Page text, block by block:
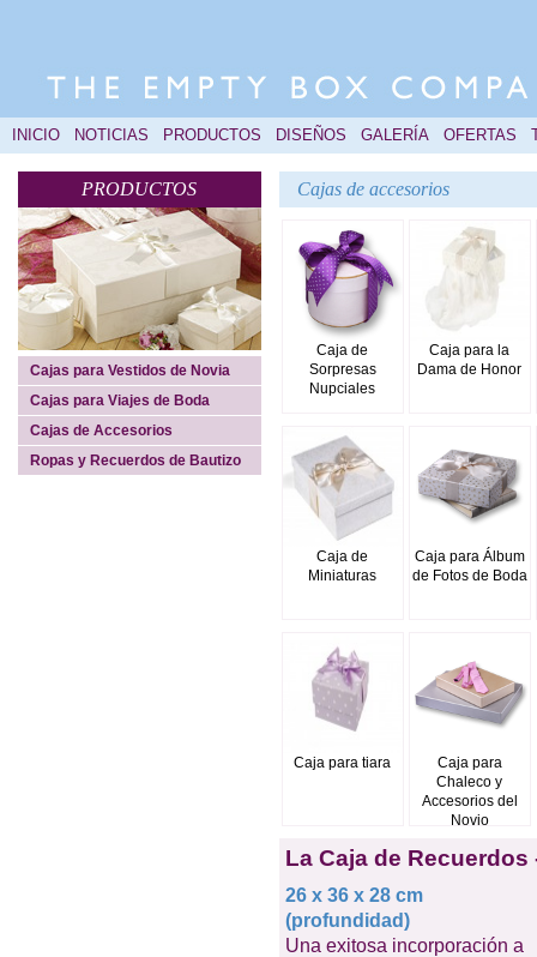
INICIO NOTICIAS PRODUCTOS DISEÑOS GALERÍA OFERTAS
PRODUCTOS
Cajas para Vestidos de Novia
Cajas para Viajes de Boda
Cajas de Accesorios
Ropas y Recuerdos de Bautizo
Cajas de accesorios
Caja de
Sorpresas
Nupciales
Caja para la
Dama de Honor
Caja de
Miniaturas
Caja para Álbum
de Fotos de Boda
Caja para tiara
Caja para
Chaleco y
Accesorios del
Novio
La Caja de Recuerdos
26 x 36 x 28 cm
(profundidad)
Una exitosa incorporación a